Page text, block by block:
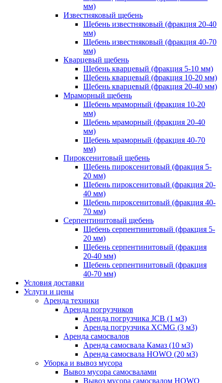
мм)
Известняковый щебень
Щебень известняковый (фракция 20-40
мм)
Щебень известняковый (фракция 40-70
мм)
Кварцевый щебень
Щебень кварцевый (фракция 5-10 мм)
Щебень кварцевый (фракция 10-20 мм)
Щебень кварцевый (фракция 20-40 мм)
Мраморный щебень
Щебень мраморный (фракция 10-20
мм)
Щебень мраморный (фракция 20-40
мм)
Щебень мраморный (фракция 40-70
мм)
Пироксенитовый щебень
Щебень пироксенитовый (фракция 5-
20 мм)
Щебень пироксенитовый (фракция 20-
40 мм)
Щебень пироксенитовый (фракция 40-
70 мм)
Серпентинитовый щебень
Щебень серпентинитовый (фракция 5-
20 мм)
Щебень серпентинитовый (фракция
20-40 мм)
Щебень серпентинитовый (фракция
40-70 мм)
Условия доставки
Услуги и цены
Аренда техники
Аренда погрузчиков
Аренда погрузчика JCB (1 м3)
Аренда погрузчика XCMG (3 м3)
Аренда самосвалов
Аренда самосвала Камаз (10 м3)
Аренда самосвала HOWO (20 м3)
Уборка и вывоз мусора
Вывоз мусора самосвалами
Вывоз мусора самосвалом HOWO